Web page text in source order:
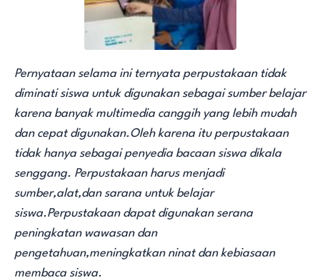
Pernyataan selama ini ternyata perpustakaan tidak
diminati siswa untuk digunakan sebagai sumber belajar
karena banyak multimedia canggih yang lebih mudah
dan cepat digunakan.Oleh karena itu perpustakaan
tidak hanya sebagai penyedia bacaan siswa dikala
senggang. Perpustakaan harus menjadi
sumber,alat,dan sarana untuk belajar
siswa.Perpustakaan dapat digunakan serana
peningkatan wawasan dan
pengetahuan,meningkatkan ninat dan kebiasaan
membaca siswa.